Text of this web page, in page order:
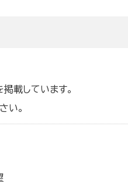
載しています。
い。